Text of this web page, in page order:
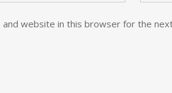
and website in this browser for the